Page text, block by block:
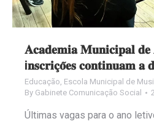
𝐀𝐜𝐚𝐝𝐞𝐦𝐢𝐚 𝐌𝐮𝐧𝐢𝐜𝐢𝐩𝐚𝐥 𝐝𝐞
i𝐧𝐬𝐜𝐫𝐢𝐜̧𝐨̃𝐞𝐬 𝐜𝐨𝐧𝐭𝐢𝐧𝐮𝐚𝐦 𝐚
Educação, Escola Municipal de
By Gabinete Comunicação Social
Últimas vagas para o ano